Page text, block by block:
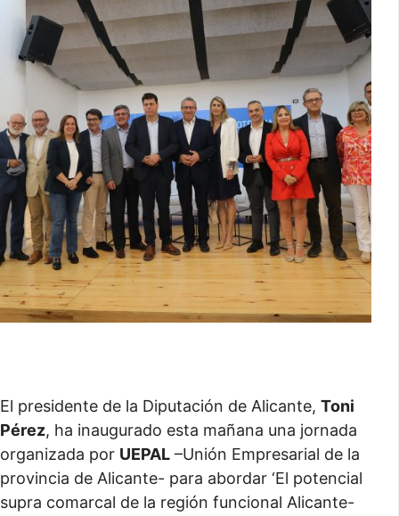
El presidente de la Diputación de Alicante, Toni
Pérez, ha inaugurado esta mañana una jornada
organizada por UEPAL –Unión Empresarial de la
provincia de Alicante- para abordar ‘El potencial
supra comarcal de la región funcional Alicante-